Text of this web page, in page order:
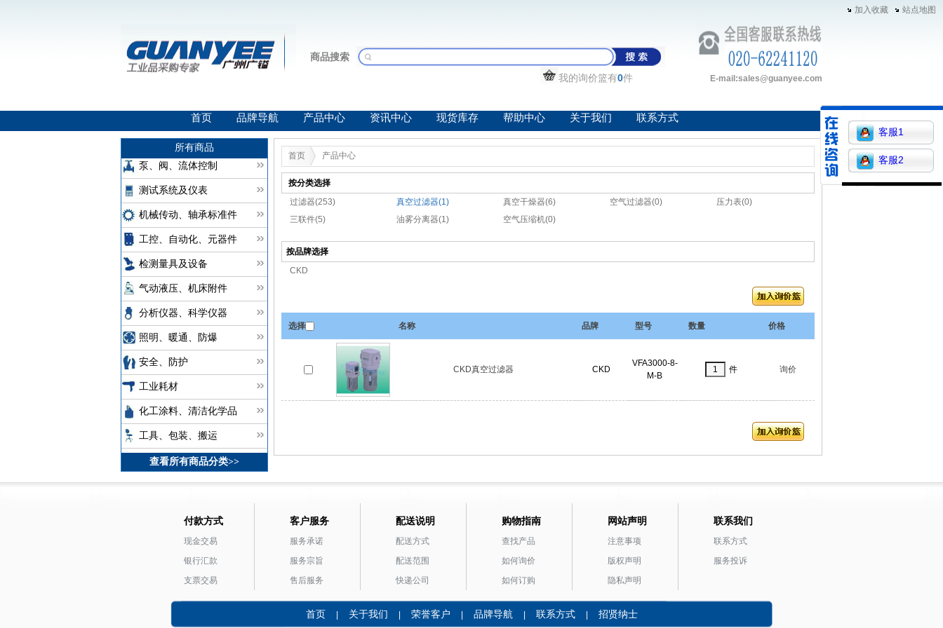
客服1
客服2
加入收藏 站点地图
商品搜索
我的询价篮有0件 E-mail:sales@guanyee.com
首页 品牌导航 产品中心 资讯中心 现货库存 帮助中心 关于我们 联系方式
所有商品
泵、阀、流体控制
测试系统及仪表
机械传动、轴承标准件
工控、自动化、元器件
检测量具及设备
气动液压、机床附件
分析仪器、科学仪器
照明、暖通、防爆
安全、防护
工业耗材
化工涂料、清洁化学品
工具、包装、搬运
查看所有商品分类>>
首页 产品中心
按分类选择
过滤器(253)
真空过滤器(1) 真空干燥器(6) 空气过滤器(0)
压力表(0)
三联件(5)
油雾分离器(1) 空气压缩机(0)
按品牌选择
CKD
选择 名称 品牌 型号 数量 价格
CKD真空过滤器 CKD
VFA3000-8-
M-B
件 询价
付款方式
现金交易
银行汇款
支票交易
客户服务
服务承诺
服务宗旨
售后服务
配送说明
配送方式
配送范围
快递公司
购物指南
查找产品
如何询价
如何订购
网站声明
注意事项
版权声明
隐私声明
联系我们
联系方式
服务投诉
首页 关于我们 荣誉客户 品牌导航 联系方式 招贤纳士